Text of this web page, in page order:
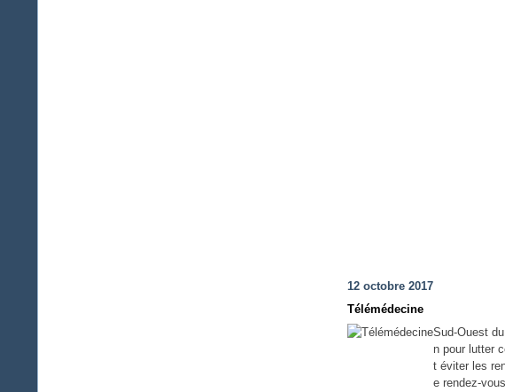
12 octobre 2017
Télémédecine
Sud-Ouest
n pour lutter
t éviter les
e rendez-